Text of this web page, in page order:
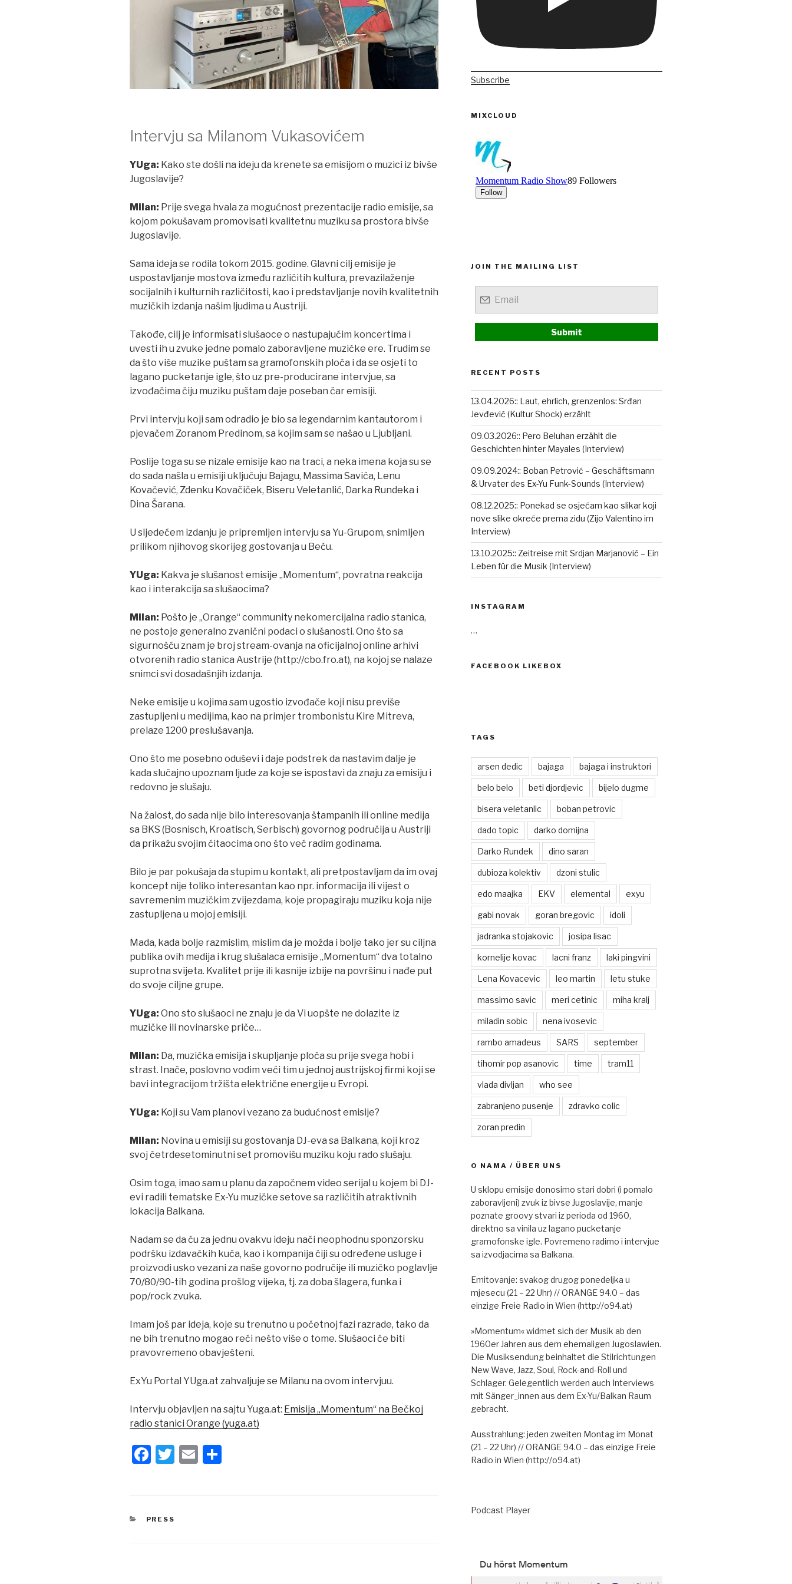
Intervju sa Milanom Vukasovićem
YUga: Kako ste došli na ideju da krenete sa emisijom o muzici iz bivše
Jugoslavije?
Milan: Prije svega hvala za mogućnost prezentacije radio emisije, sa
kojom pokušavam promovisati kvalitetnu muziku sa prostora bivše
Jugoslavije.
Sama ideja se rodila tokom 2015. godine. Glavni cilj emisije je
uspostavljanje mostova između različitih kultura, prevazilaženje
socijalnih i kulturnih različitosti, kao i predstavljanje novih kvalitetnih
muzičkih izdanja našim ljudima u Austriji.
Takođe, cilj je informisati slušaoce o nastupajućim koncertima i
uvesti ih u zvuke jedne pomalo zaboravljene muzičke ere. Trudim se
da što više muzike puštam sa gramofonskih ploča i da se osjeti to
lagano pucketanje igle, što uz pre-producirane intervjue, sa
izvođačima čiju muziku puštam daje poseban čar emisiji.
Prvi intervju koji sam odradio je bio sa legendarnim kantautorom i
pjevačem Zoranom Predinom, sa kojim sam se našao u Ljubljani.
Poslije toga su se nizale emisije kao na traci, a neka imena koja su se
do sada našla u emisiji uključuju Bajagu, Massima Savića, Lenu
Kovačević, Zdenku Kovačiček, Biseru Veletanlić, Darka Rundeka i
Dina Šarana.
U sljedećem izdanju je pripremljen intervju sa Yu-Grupom, snimljen
prilikom njihovog skorijeg gostovanja u Beču.
YUga: Kakva je slušanost emisije „Momentum“, povratna reakcija
kao i interakcija sa slušaocima?
Milan: Pošto je „Orange“ community nekomercijalna radio stanica,
ne postoje generalno zvanični podaci o slušanosti. Ono što sa
sigurnošću znam je broj stream-ovanja na oficijalnoj online arhivi
otvorenih radio stanica Austrije (http://cbo.fro.at), na kojoj se nalaze
snimci svi dosadašnjih izdanja.
Neke emisije u kojima sam ugostio izvođače koji nisu previše
zastupljeni u medijima, kao na primjer trombonistu Kire Mitreva,
prelaze 1200 preslušavanja.
Ono što me posebno oduševi i daje podstrek da nastavim dalje je
kada slučajno upoznam ljude za koje se ispostavi da znaju za emisiju i
redovno je slušaju.
Na žalost, do sada nije bilo interesovanja štampanih ili online medija
sa BKS (Bosnisch, Kroatisch, Serbisch) govornog područija u Austriji
da prikažu svojim čitaocima ono što već radim godinama.
Bilo je par pokušaja da stupim u kontakt, ali pretpostavljam da im ovaj
koncept nije toliko interesantan kao npr. informacija ili vijest o
savremenim muzičkim zvijezdama, koje propagiraju muziku koja nije
zastupljena u mojoj emisiji.
Mada, kada bolje razmislim, mislim da je možda i bolje tako jer su ciljna
publika ovih medija i krug slušalaca emisije „Momentum“ dva totalno
suprotna svijeta. Kvalitet prije ili kasnije izbije na površinu i nađe put
do svoje ciljne grupe.
YUga: Ono sto slušaoci ne znaju je da Vi uopšte ne dolazite iz
muzičke ili novinarske priče…
Milan: Da, muzička emisija i skupljanje ploča su prije svega hobi i
strast. Inače, poslovno vodim veći tim u jednoj austrijskoj firmi koji se
bavi integracijom tržišta električne energije u Evropi.
YUga: Koji su Vam planovi vezano za budućnost emisije?
Milan: Novina u emisiji su gostovanja DJ-eva sa Balkana, koji kroz
svoj četrdesetominutni set promovišu muziku koju rado slušaju.
Osim toga, imao sam u planu da započnem video serijal u kojem bi DJ-
evi radili tematske Ex-Yu muzičke setove sa različitih atraktivnih
lokacija Balkana.
Nadam se da ću za jednu ovakvu ideju naći neophodnu sponzorsku
podršku izdavačkih kuća, kao i kompanija čiji su određene usluge i
proizvodi usko vezani za naše govorno područije ili muzičko poglavlje
70/80/90-tih godina prošlog vijeka, tj. za doba šlagera, funka i
pop/rock zvuka.
Imam još par ideja, koje su trenutno u početnoj fazi razrade, tako da
ne bih trenutno mogao reći nešto više o tome. Slušaoci će biti
pravovremeno obavješteni.
ExYu Portal YUga.at zahvaljuje se Milanu na ovom intervjuu.
Intervju objavljen na sajtu Yuga.at: Emisija „Momentum“ na Bečkoj
radio stanici Orange (yuga.at)
F
e
T
E
CATEGORIES
PRESS
Subscribe
MIXCLOUD
JOIN THE MAILING LIST
RECENT POSTS
13.04.2026:: Laut, ehrlich, grenzenlos: Srđan
Jevđević (Kultur Shock) erzählt
09.03.2026:: Pero Beluhan erzählt die
Geschichten hinter Mayales (Interview)
09.09.2024:: Boban Petrović – Geschäftsmann
& Urvater des Ex-Yu Funk-Sounds (Interview)
08.12.2025:: Ponekad se osjećam kao slikar koji
nove slike okreće prema zidu (Zijo Valentino im
Interview)
13.10.2025:: Zeitreise mit Srdjan Marjanović – Ein
Leben für die Musik (Interview)
INSTAGRAM
…
FACEBOOK LIKEBOX
TAGS
arsen dedic bajaga bajaga i instruktori
belo belo beti djordjevic bijelo dugme
bisera veletanlic boban petrovic
dado topic darko domijna
Darko Rundek dino saran
dubioza kolektiv dzoni stulic
edo maajka EKV elemental exyu
gabi novak goran bregovic idoli
jadranka stojakovic josipa lisac
kornelije kovac lacni franz laki pingvini
Lena Kovacevic leo martin letu stuke
massimo savic meri cetinic miha kralj
miladin sobic nena ivosevic
rambo amadeus SARS september
tihomir pop asanovic time tram11
vlada divljan who see
zabranjeno pusenje zdravko colic
zoran predin
O NAMA / ÜBER UNS
U sklopu emisije donosimo stari dobri (i pomalo
zaboravljeni) zvuk iz bivse Jugoslavije, manje
poznate groovy stvari iz perioda od 1960,
direktno sa vinila uz lagano pucketanje
gramofonske igle. Povremeno radimo i intervjue
sa izvodjacima sa Balkana.
Emitovanje: svakog drugog ponedeljka u
mjesecu (21 – 22 Uhr) // ORANGE 94.0 – das
einzige Freie Radio in Wien (http://o94.at)
»Momentum« widmet sich der Musik ab den
1960er Jahren aus dem ehemaligen Jugoslawien.
Die Musiksendung beinhaltet die Stilrichtungen
New Wave, Jazz, Soul, Rock-and-Roll und
Schlager. Gelegentlich werden auch Interviews
mit Sänger_innen aus dem Ex-Yu/Balkan Raum
gebracht.
Ausstrahlung: jeden zweiten Montag im Monat
(21 – 22 Uhr) // ORANGE 94.0 – das einzige Freie
Radio in Wien (http://o94.at)
Podcast Player